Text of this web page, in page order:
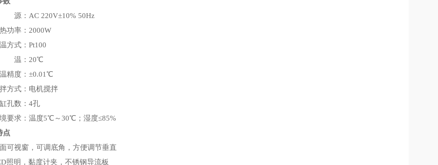
源：AC 220V±10% 50Hz
功率：2000W
方式：Pt100
温：20℃
精度：±0.01℃
方式：电机搅拌
孔数：4孔
要求：温度5℃～30℃；湿度≤85%
点
可视窗，可调底角，方便调节垂直
照明，黏度计夹，不锈钢导流板